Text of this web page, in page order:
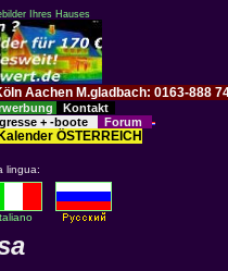
Ihres Hauses
Aachen M.gladbach: 0163-888
Kontakt
+ -boote Forum
ÖSTERREICH
lingua: